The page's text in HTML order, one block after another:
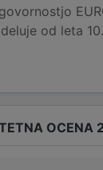
od leta
OCENA